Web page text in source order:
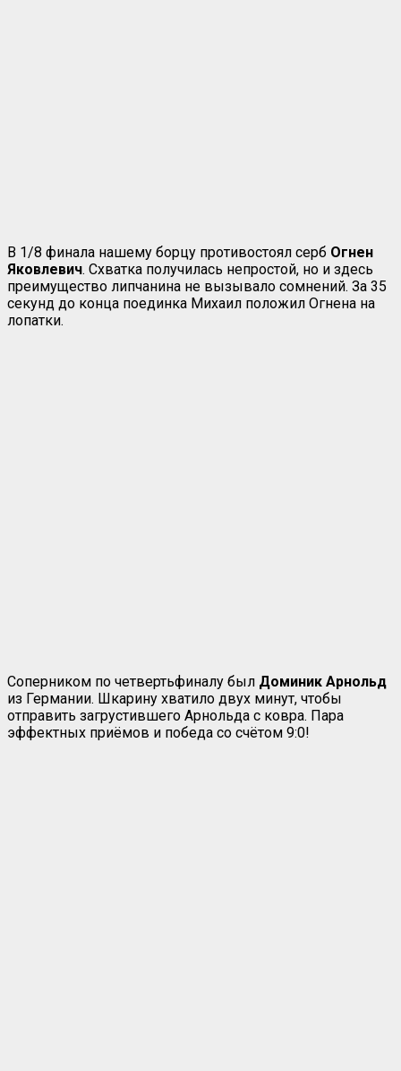
В 1/8 финала нашему борцу противостоял серб Огнен
Яковлевич. Схватка получилась непростой, но и здесь
преимущество липчанина не вызывало сомнений. За 35
секунд до конца поединка Михаил положил Огнена на
лопатки.
Соперником по четвертьфиналу был Доминик Арнольд
из Германии. Шкарину хватило двух минут, чтобы
отправить загрустившего Арнольда с ковра. Пара
эффектных приёмов и победа со счётом 9:0!